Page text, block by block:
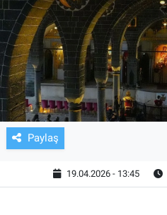
Paylaş
19.04.2026 - 13:45
BASKETBOL
SAĞLIK
GENEL
KÜLTÜR SANAT
ASAYİŞ